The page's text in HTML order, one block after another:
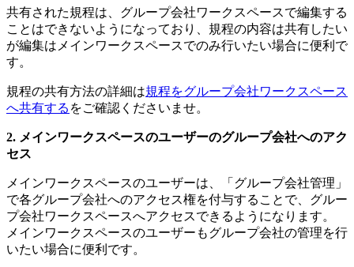
共有された規程は、グループ会社ワークスペースで編集する
ことはできないようになっており、規程の内容は共有したい
が編集はメインワークスペースでのみ行いたい場合に便利で
す。
規程の共有方法の詳細は規程をグループ会社ワークスペース
へ共有する をご確認くださいませ。
メインワークスペースのユーザーのグループ会社へのアク
セス
メインワークスペースのユーザーは、「グループ会社管理」
で各グループ会社へのアクセス権を付与することで、グルー
プ会社ワークスペースへアクセスできるようになります。
メインワークスペースのユーザーもグループ会社の管理を行
いたい場合に便利です。